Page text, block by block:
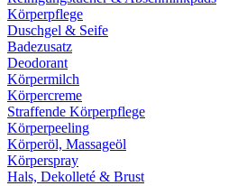
Körperpflege
Duschgel & Seife
Badezusatz
Deodorant
Körpermilch
Körpercreme
Straffende Körperpflege
Körperpeeling
Körperöl, Massageöl
Körperspray
Hals, Dekolleté & Brust